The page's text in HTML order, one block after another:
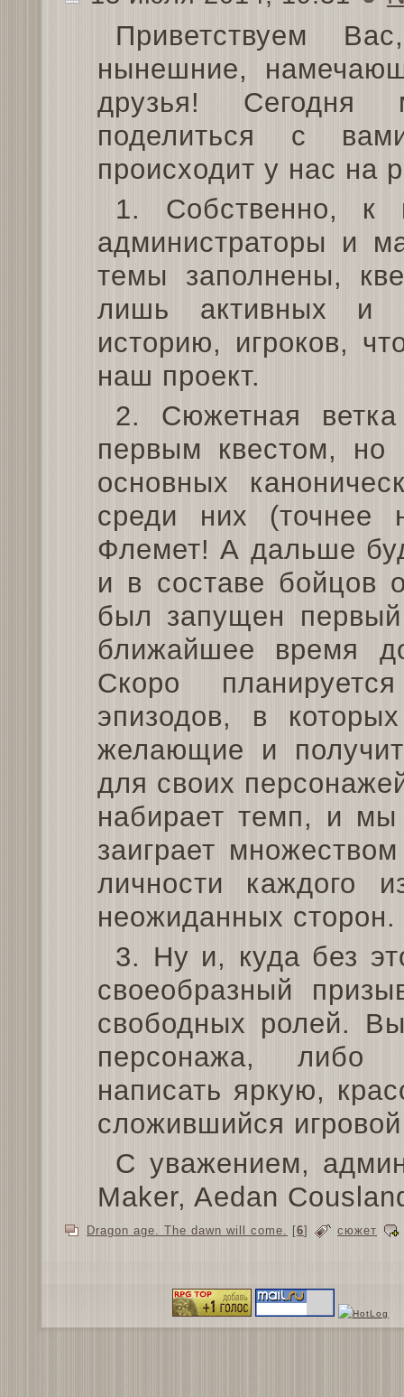
Приветствуем
нынешние,
друзья!
поделиться с
происходит у нас на
1. Собственно, к
администраторы и
темы заполнены,
лишь активных и
историю, игроков,
наш проект.
2. Сюжетная
первым квестом, но
основных
среди них (точнее
Флемет! А дальше
и в составе бойцов
был запущен
ближайшее время
Скоро
эпизодов, в
желающие и
для своих
набирает темп, и
заиграет
личности каждого
неожиданных сторон.
3. Ну и, куда без
своеобразный
свободных ролей.
персонажа, либо
написать яркую,
сложившийся
С уважением,
Maker, Aedan
Dragon age. The dawn will come. [6] сюжет